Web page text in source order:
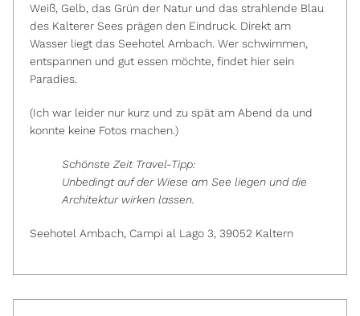
Weiß, Gelb, das Grün der Natur und das strahlende Blau
des Kalterer Sees prägen den Eindruck. Direkt am
Wasser liegt das Seehotel Ambach. Wer schwimmen,
entspannen und gut essen möchte, findet hier sein
Paradies.
(Ich war leider nur kurz und zu spät am Abend da und
konnte keine Fotos machen.)
Schönste Zeit Travel-Tipp:
Unbedingt auf der Wiese am See liegen und die
Architektur wirken lassen.
Seehotel Ambach, Campi al Lago 3, 39052 Kaltern